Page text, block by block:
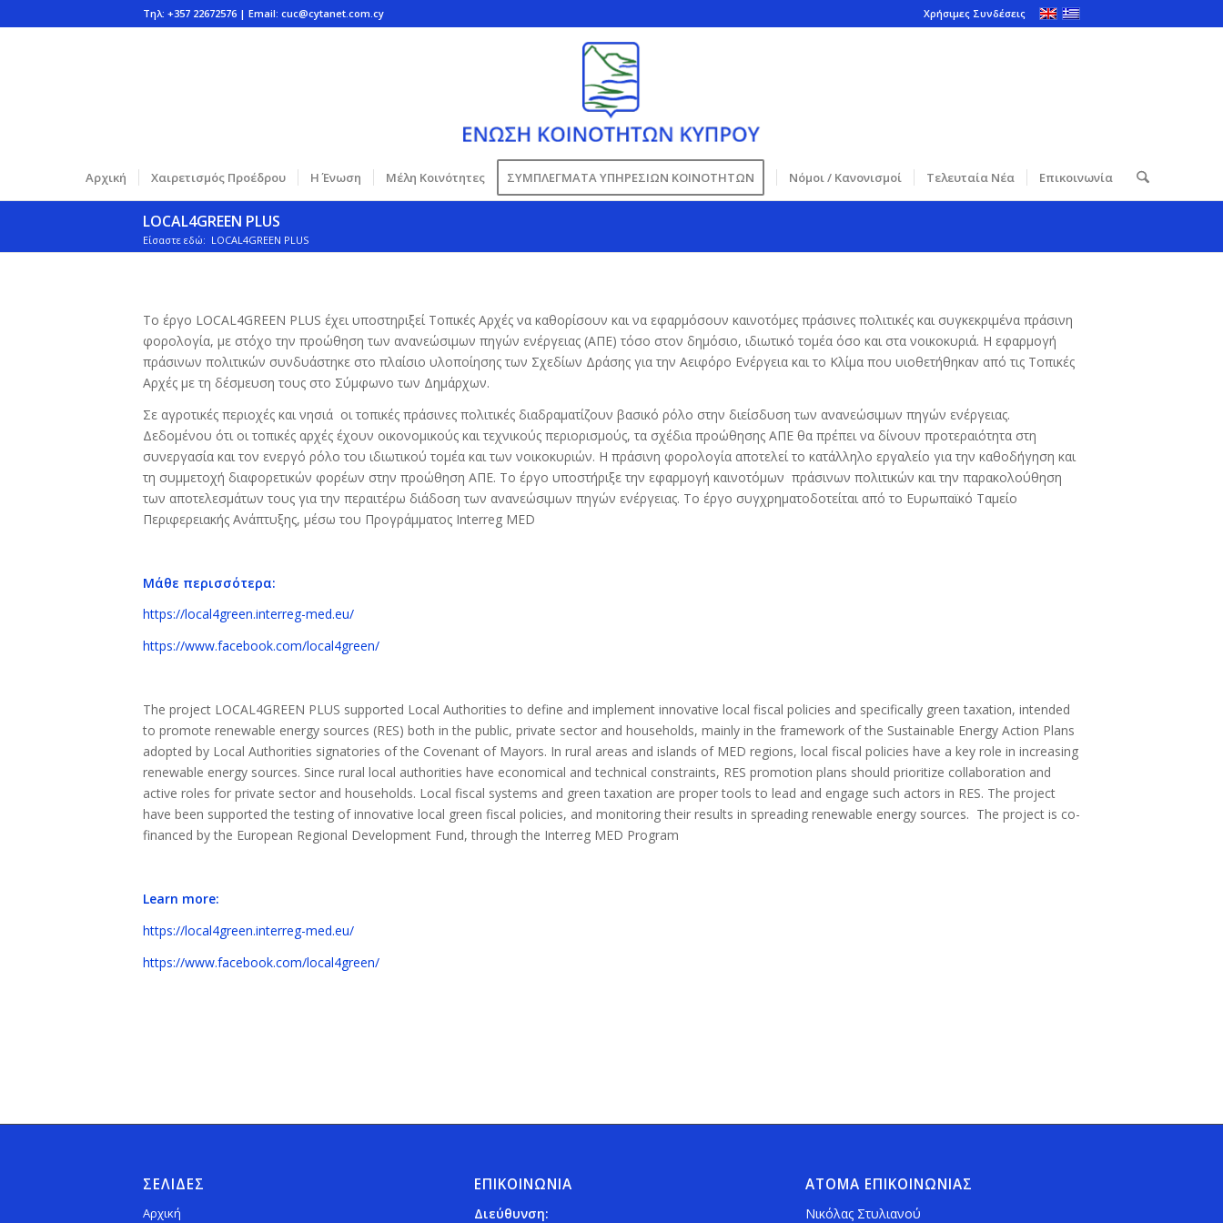
Χρήσιμες Συνδέσεις
Τηλ: +357 22672576 | Email: cuc@cytanet.com.cy
Αρχική Χαιρετισμός Προέδρου Η Ένωση Μέλη Κοινότητες ΣΥΜΠΛΕΓΜΑΤΑ ΥΠΗΡΕΣΙΩΝ ΚΟΙΝΟΤΗΤΩΝ Νόμοι / Κανονισμοί Τελευταία Νέα Επικοινωνία
LOCAL4GREEN PLUS
Είσαστε εδώ: LOCAL4GREEN PLUS
Το έργο LOCAL4GREEN PLUS έχει υποστηριξεί Τοπικές Αρχές να καθορίσουν και να εφαρμόσουν καινοτόμες πράσινες πολιτικές και συγκεκριμένα πράσινη
φορολογία, με στόχο την προώθηση των ανανεώσιμων πηγών ενέργειας (ΑΠΕ) τόσο στον δημόσιο, ιδιωτικό τομέα όσο και στα νοικοκυριά. Η εφαρμογή
πράσινων πολιτικών συνδυάστηκε στο πλαίσιο υλοποίησης των Σχεδίων Δράσης για την Αειφόρο Ενέργεια και το Κλίμα που υιοθετήθηκαν από τις Τοπικές
Αρχές με τη δέσμευση τους στο Σύμφωνο των Δημάρχων.
Σε αγροτικές περιοχές και νησιά οι τοπικές πράσινες πολιτικές διαδραματίζουν βασικό ρόλο στην διείσδυση των ανανεώσιμων πηγών ενέργειας.
Δεδομένου ότι οι τοπικές αρχές έχουν οικονομικούς και τεχνικούς περιορισμούς, τα σχέδια προώθησης ΑΠΕ θα πρέπει να δίνουν προτεραιότητα στη
συνεργασία και τον ενεργό ρόλο του ιδιωτικού τομέα και των νοικοκυριών. Η πράσινη φορολογία αποτελεί το κατάλληλο εργαλείο για την καθοδήγηση και
τη συμμετοχή διαφορετικών φορέων στην προώθηση ΑΠΕ. Το έργο υποστήριξε την εφαρμογή καινοτόμων πράσινων πολιτικών και την παρακολούθηση
των αποτελεσμάτων τους για την περαιτέρω διάδοση των ανανεώσιμων πηγών ενέργειας. Το έργο συγχρηματοδοτείται από το Ευρωπαϊκό Ταμείο
Περιφερειακής Ανάπτυξης, μέσω του Προγράμματος Interreg MED
Μάθε περισσότερα:
https://local4green.interreg-med.eu/
https://www.facebook.com/local4green/
The project LOCAL4GREEN PLUS supported Local Authorities to define and implement innovative local fiscal policies and specifically green taxation, intended
to promote renewable energy sources (RES) both in the public, private sector and households, mainly in the framework of the Sustainable Energy Action Plans
adopted by Local Authorities signatories of the Covenant of Mayors. In rural areas and islands of MED regions, local fiscal policies have a key role in increasing
renewable energy sources. Since rural local authorities have economical and technical constraints, RES promotion plans should prioritize collaboration and
active roles for private sector and households. Local fiscal systems and green taxation are proper tools to lead and engage such actors in RES. The project
have been supported the testing of innovative local green fiscal policies, and monitoring their results in spreading renewable energy sources. The project is co-
financed by the European Regional Development Fund, through the Interreg MED Program
Learn more:
https://local4green.interreg-med.eu/
https://www.facebook.com/local4green/
ΣΕΛΙΔΕΣ
Αρχική
ΕΠΙΚΟΙΝΩΝΙΑ
Διεύθυνση:
ΑΤΟΜΑ ΕΠΙΚΟΙΝΩΝΙΑΣ
Νικόλας Στυλιανού